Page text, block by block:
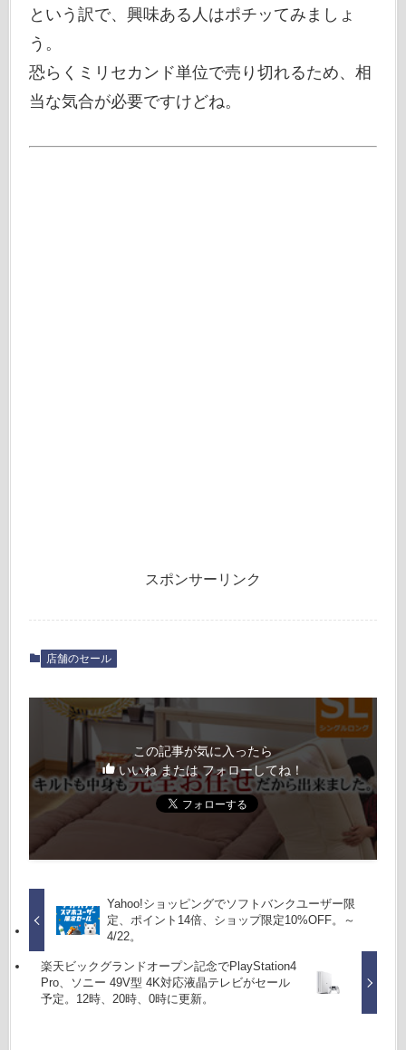
という訳で、興味ある人はポチッてみましょ
う。
恐らくミリセカンド単位で売り切れるため、相
当な気合が必要ですけどね。
スポンサーリンク
店舗のセール
この記事が気に入ったら
いいね または フォローしてね！
Yahoo!ショッピングでソフトバンクユーザー限
定、ポイント14倍、ショップ限定10%OFF。～
4/22。
楽天ビックグランドオープン記念でPlayStation4
Pro、ソニー 49V型 4K対応液晶テレビがセール
予定。12時、20時、0時に更新。